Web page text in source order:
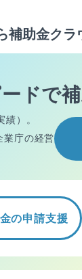
補助金クラ
ドで
）。
業庁の経営
の申請支援